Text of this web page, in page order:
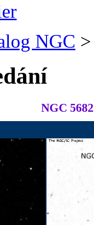
NGC >
NGC 5682